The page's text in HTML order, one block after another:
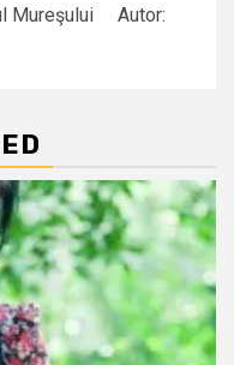
Mureşului Autor: